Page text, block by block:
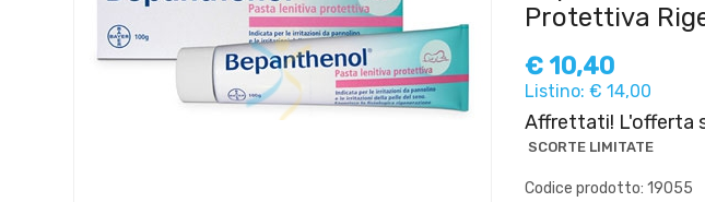
Protettiva
€ 10,40
Listino: € 14,00
Affrettati! L'offerta
SCORTE LIMITATE
Codice prodotto: 19055